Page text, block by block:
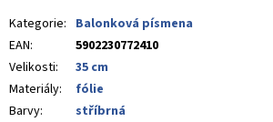
Kategorie: Balonková písmena
EAN:
5902230772410
Velikosti:
35 cm
Materiály:
fólie
Barvy:
stříbrná